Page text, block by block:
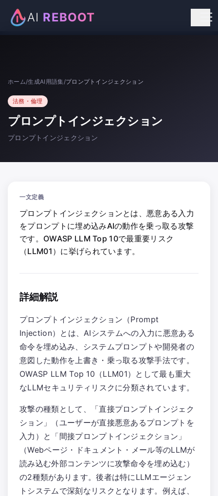
AI REBOOT
お知らせ
お問い合わせ
ホーム/生成AI用語集/プロンプトインジェクション
法務・倫理
プロンプトインジェクション
プロンプトインジェクション
一文定義
プロンプトインジェクションとは、悪意ある入力
をプロンプトに埋め込みAIの動作を乗っ取る攻撃
です。OWASP LLM Top 10で最重要リスク
（LLM01）に挙げられています。
詳細解説
プロンプトインジェクション（Prompt
Injection）とは、AIシステムへの入力に悪意ある
命令を埋め込み、システムプロンプトや開発者の
意図した動作を上書き・乗っ取る攻撃手法です。
OWASP LLM Top 10（LLM01）として最も重大
なLLMセキュリティリスクに分類されています。
攻撃の種類として、「直接プロンプトインジェク
ション」（ユーザーが直接悪意あるプロンプトを
入力）と「間接プロンプトインジェクション」
（Webページ・ドキュメント・メール等のLLMが
読み込む外部コンテンツに攻撃命令を埋め込む）
の2種類があります。後者は特にLLMエージェン
トシステムで深刻なリスクとなります。例えば、